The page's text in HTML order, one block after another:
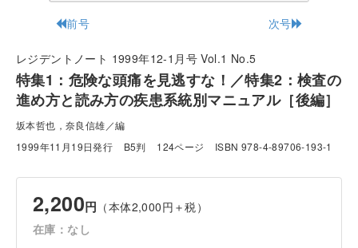
前号 次号
レジデントノート 1999年12-1月号 Vol.1 No.5
特集1：危険な頭痛を見逃すな！／特集2：検査の
進め方と読み方の疾患系統別マニュアル［後編］
坂本哲也，奈良信雄／編
1999年11月19日発行
B5判 124ページ ISBN 978-4-89706-193-1
2,200円 （本体2,000円＋税）
在庫：なし